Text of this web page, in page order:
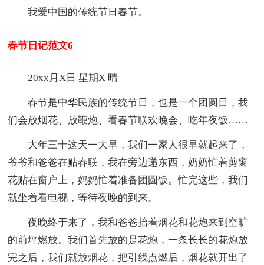
我爱中国的传统节日春节。
春节日记范文6
20xx月X日 星期X 晴
春节是中华民族的传统节日，也是一个团圆日，我
们会放烟花、放鞭炮、看春节联欢晚会、吃年夜饭……
大年三十这天一大早，我们一家人很早就起来了，
爷爷和爸爸在贴春联，我在旁边递东西，奶奶忙着剪窗
花贴在窗户上，妈妈忙着准备团圆饭。忙完这些，我们
就坐着看电视，等待夜晚的到来。
夜晚终于来了，我和爸爸抬着烟花和花炮来到空旷
的前坪燃放。我们首先放的是花炮，一条长长的花炮放
完之后，我们就放烟花，把引线点燃后，烟花就开出了